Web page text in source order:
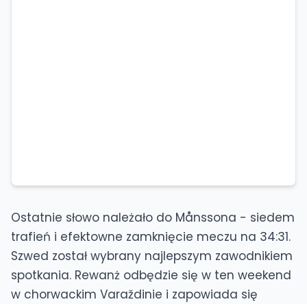
Ostatnie słowo należało do Månssona - siedem
trafień i efektowne zamknięcie meczu na 34:31.
Szwed został wybrany najlepszym zawodnikiem
spotkania. Rewanż odbędzie się w ten weekend
w chorwackim Varaždinie i zapowiada się